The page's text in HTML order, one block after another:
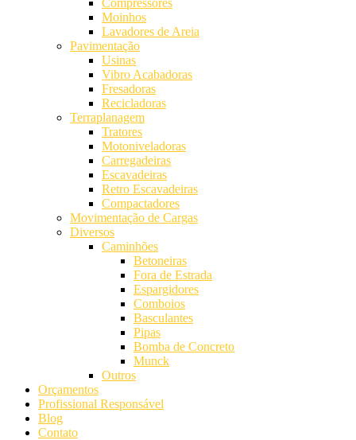
Compressores
Moinhos
Lavadores de Areia
Pavimentação
Usinas
Vibro Acabadoras
Fresadoras
Recicladoras
Terraplanagem
Tratores
Motoniveladoras
Carregadeiras
Escavadeiras
Retro Escavadeiras
Compactadores
Movimentação de Cargas
Diversos
Caminhões
Betoneiras
Fora de Estrada
Espargidores
Comboios
Basculantes
Pipas
Bomba de Concreto
Munck
Outros
Orçamentos
Profissional Responsável
Blog
Contato